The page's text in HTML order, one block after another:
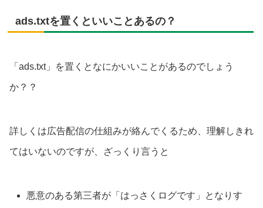
ads.txtを置くといいことあるの？
「ads.txt」を置くとなにかいいことがあるのでしょう
か？？
詳しくは広告配信の仕組みが絡んでくるため、理解しきれ
てはいないのですが、ざっくり言うと
悪意のある第三者が「はっさくログです」となりす